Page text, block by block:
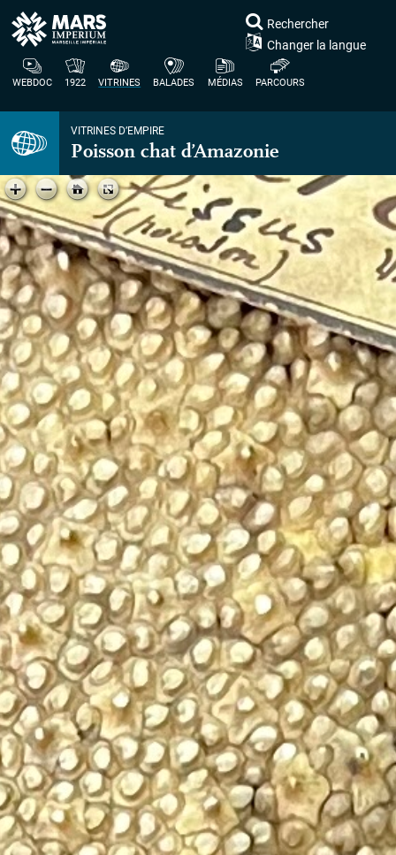
WEBDOC 1922 VITRINES BALADES MÉDIAS PARCOURS
Rechercher
Changer la langue
VITRINES D’EMPIRE
Poisson chat d’Amazonie